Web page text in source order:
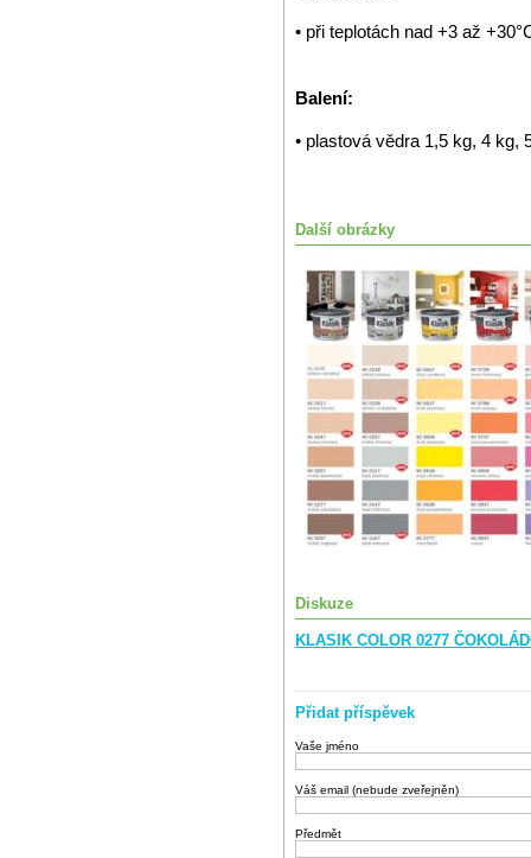
• při teplotách nad +3 až
Balení:
• plastová vědra 1,5 kg, 4 kg,
Další obrázky
Diskuze
KLASIK COLOR 0277
Přidat příspěvek
Vaše jméno
Váš email (nebude zveřejněn)
Předmět